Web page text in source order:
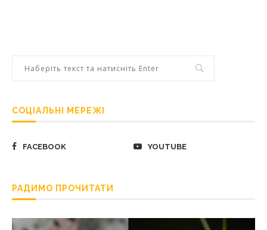
СОЦІАЛЬНІ МЕРЕЖІ
FACEBOOK YOUTUBE
РАДИМО ПРОЧИТАТИ